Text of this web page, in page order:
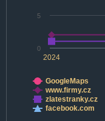
2024
0
5
GoogleMaps
www.firmy.cz
zlatestranky.cz
facebook.com